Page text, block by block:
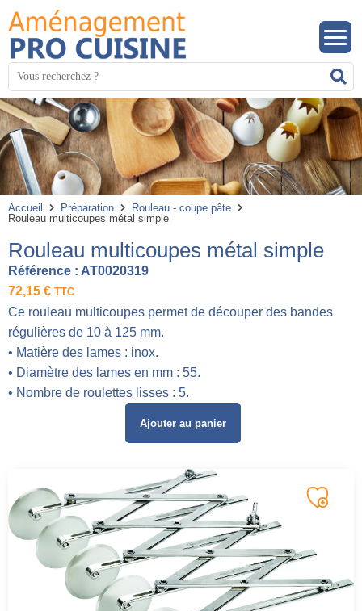
Mots
clés
:
Accueil Préparation
Rouleau - coupe pâte
Rouleau multicoupes métal simple
Rouleau multicoupes métal simple
Référence : AT0020319
72,15 € TTC
Ce rouleau multicoupes permet de découper des bandes
régulières de 10 à 125 mm.
• Matière des lames : inox.
• Diamètre des lames en mm : 55.
• Nombre de roulettes lisses : 5.
Ajouter au panier
Panneau de gestion des cookies